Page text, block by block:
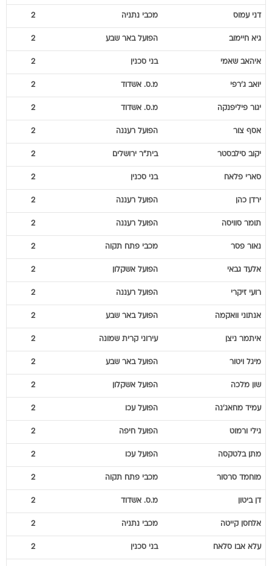
דני עמוס מכבי נתניה 2
גיא חיימוב הפועל באר שבע 2
איהאב שאמי בני סכנין 2
יואב ג'רפי מ.ס. אשדוד 2
יגור פיליפנקה מ.ס. אשדוד 2
אסף צור הפועל רעננה 2
יקוב סילבסטר בית"ר ירושלים 2
סארי פלאח בני סכנין 2
ירדן כהן הפועל רעננה 2
תומר סוויסה הפועל רעננה 2
נאור פסר מכבי פתח תקוה 2
אלעד גבאי הפועל אשקלון 2
רועי זיקרי הפועל רעננה 2
אנתוני וואקמה הפועל באר שבע 2
איתמר ניצן עירוני קרית שמונה 2
מיגל ויטור הפועל באר שבע 2
שון מלכה הפועל אשקלון 2
עמיד מחאג'נה הפועל עכו 2
גילי ורמוט הפועל חיפה 2
מתן בלטקסה הפועל עכו 2
מוחמד סרסור מכבי פתח תקוה 2
דן ביטון מ.ס. אשדוד 2
אלחסן קייטה מכבי נתניה 2
עלא אבו סלאח בני סכנין 2